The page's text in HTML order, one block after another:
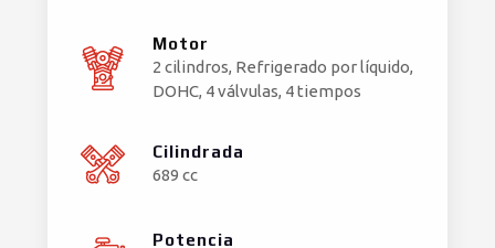
Motor
2 cilindros, Refrigerado por líquido,
DOHC, 4 válvulas, 4 tiempos
Cilindrada
689 cc
Potencia